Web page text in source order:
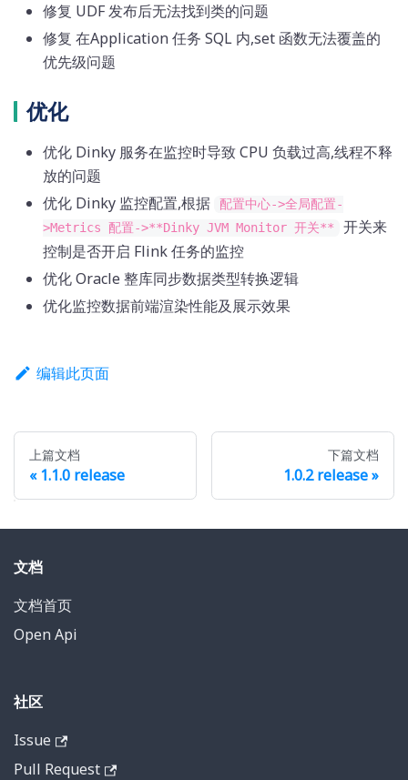
修复 UDF 发布后无法找到类的问题
修复 在Application 任务 SQL 内,set 函数无法覆盖的
优先级问题
优化
优化 Dinky 服务在监控时导致 CPU 负载过高,线程不释
放的问题
优化 Dinky 监控配置,根据
配置中心->全局配置-
>Metrics 配置->**Dinky JVM Monitor 开关**
开关来
控制是否开启 Flink 任务的监控
优化 Oracle 整库同步数据类型转换逻辑
优化监控数据前端渲染性能及展示效果
编辑此页面
上篇文档
1.1.0 release
下篇文档
1.0.2 release
文档
文档首页
Open Api
社区
Issue
Pull Request